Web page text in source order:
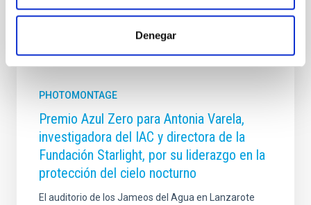
Denegar
It may interest you
PHOTOMONTAGE
Premio Azul Zero para Antonia Varela,
investigadora del IAC y directora de la
Fundación Starlight, por su liderazgo en la
protección del cielo nocturno
El auditorio de los Jameos del Agua en Lanzarote